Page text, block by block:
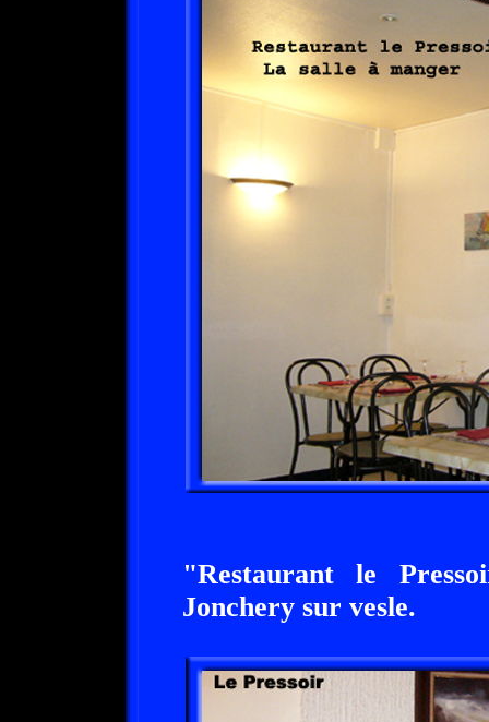
"Restaurant le
Jonchery sur vesle.